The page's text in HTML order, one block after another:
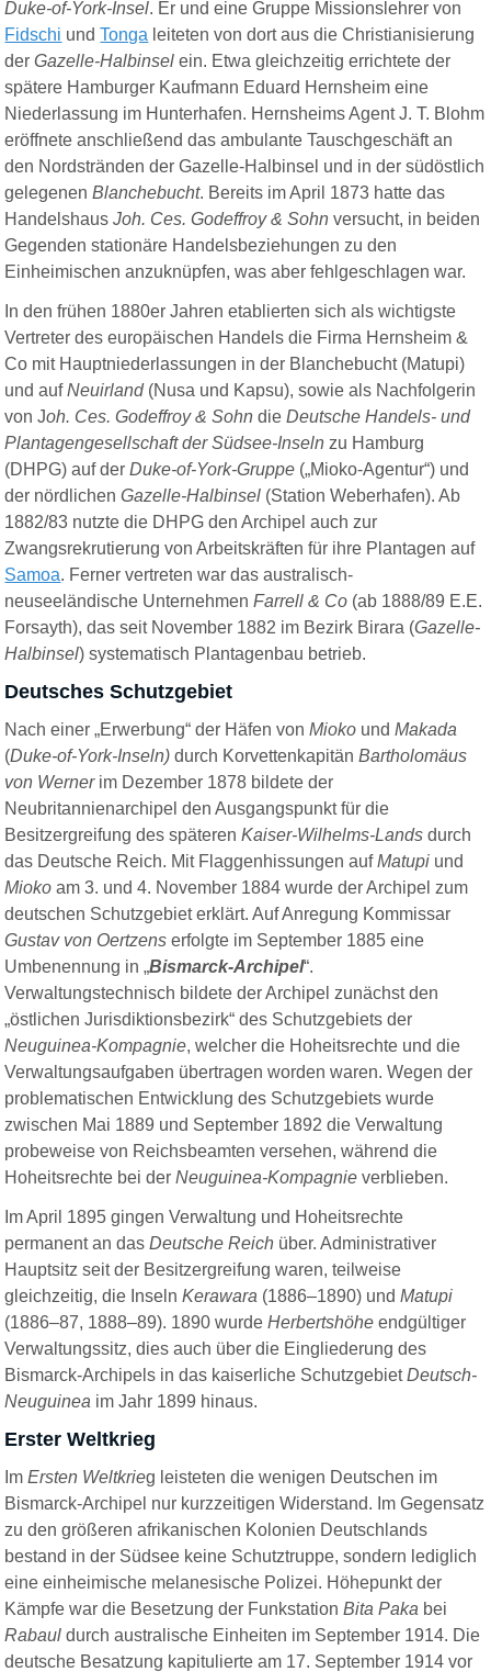
Duke-of-York-Insel. Er und eine Gruppe Missionslehrer von
Fidschi undTonga leiteten von dort aus die Christianisierung
derGazelle-Halbinsel ein. Etwa gleichzeitig errichtete der
spätere Hamburger Kaufmann Eduard Hernsheim eine
Niederlassung im Hunterhafen. Hernsheims Agent J. T. Blohm
eröffnete anschließend das ambulante Tauschgeschäft an
den Nordstränden der Gazelle-Halbinsel und in der südöstlich
gelegenenBlanchebucht. Bereits im April 1873 hatte das
Handelshaus Joh. Ces. Godeffroy & Sohnversucht, in beiden
Gegenden stationäre Handelsbeziehungen zu den
Einheimischen anzuknüpfen, was aber fehlgeschlagen war.
In den frühen 1880er Jahren etablierten sich als wichtigste
Vertreter des europäischen Handels die Firma Hernsheim &
Co mit Hauptniederlassungen in der Blanchebucht (Matupi)
und aufNeuirland(Nusa und Kapsu), sowie als Nachfolgerin
von Joh. Ces. Godeffroy & Sohn dieDeutsche Handels- und
Plantagengesellschaft der Südsee-Inseln zu Hamburg
(DHPG) auf derDuke-of-York-Gruppe („Mioko-Agentur“) und
der nördlichen Gazelle-Halbinsel (Station Weberhafen). Ab
1882/83 nutzte die DHPG den Archipel auch zur
Zwangsrekrutierung von Arbeitskräften für ihre Plantagen auf
Samoa. Ferner vertreten war das australisch-
neuseeländische UnternehmenFarrell & Co (ab 1888/89 E.E.
Forsayth), das seit November 1882 im Bezirk Birara (Gazelle-
Halbinsel) systematisch Plantagenbau betrieb.
Deutsches Schutzgebiet
Nach einer „Erwerbung“ der Häfen vonMioko undMakada
(Duke-of-York-Inseln) durch KorvettenkapitänBartholomäus
von Werner im Dezember 1878 bildete der
Neubritannienarchipel den Ausgangspunkt für die
Besitzergreifung des späterenKaiser-Wilhelms-Lands durch
das Deutsche Reich. Mit Flaggenhissungen aufMatupi und
Mioko am 3. und 4. November 1884 wurde der Archipel zum
deutschen Schutzgebiet erklärt. Auf Anregung Kommissar
Gustav von Oertzenserfolgte im September 1885 eine
Umbenennung in „Bismarck-Archipel“.
Verwaltungstechnisch bildete der Archipel zunächst den
„östlichen Jurisdiktionsbezirk“ des Schutzgebiets der
Neuguinea-Kompagnie, welcher die Hoheitsrechte und die
Verwaltungsaufgaben übertragen worden waren. Wegen der
problematischen Entwicklung des Schutzgebiets wurde
zwischen Mai 1889 und September 1892 die Verwaltung
probeweise von Reichsbeamten versehen, während die
Hoheitsrechte bei derNeuguinea-Kompagnieverblieben.
Im April 1895 gingen Verwaltung und Hoheitsrechte
permanent an dasDeutsche Reich über. Administrativer
Hauptsitz seit der Besitzergreifung waren, teilweise
gleichzeitig, die InselnKerawara (1886–1890) undMatupi
(1886–87, 1888–89). 1890 wurdeHerbertshöhe endgültiger
Verwaltungssitz, dies auch über die Eingliederung des
Bismarck-Archipels in das kaiserliche SchutzgebietDeutsch-
Neuguinea im Jahr 1899 hinaus.
Erster Weltkrieg
ImErsten Weltkrieg leisteten die wenigen Deutschen im
Bismarck-Archipel nur kurzzeitigen Widerstand. Im Gegensatz
zu den größeren afrikanischen Kolonien Deutschlands
bestand in der Südsee keine Schutztruppe, sondern lediglich
eine einheimische melanesische Polizei. Höhepunkt der
Kämpfe war die Besetzung der FunkstationBita Paka bei
Rabaul durch australische Einheiten im September 1914. Die
deutsche Besatzung kapitulierte am 17. September 1914 vor